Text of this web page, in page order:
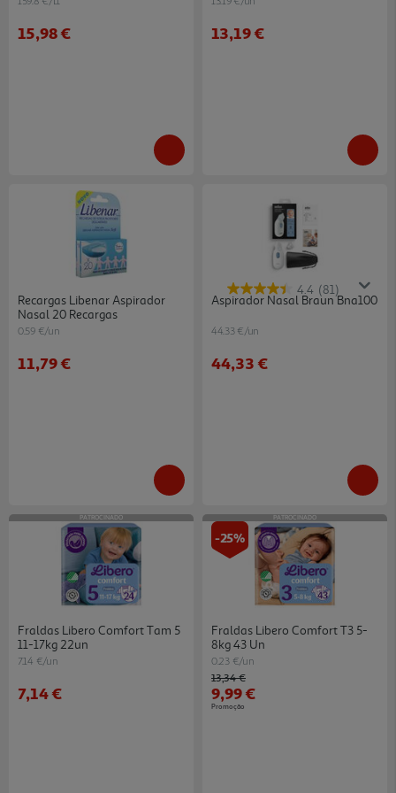
15,98 € 13,19 €
Recargas Libenar Aspirador
Nasal 20 Recargas
0.59 €/un
11,79 €
4.4 (81)
Aspirador Nasal Braun Bna100
44.33 €/un
44,33 €
PATROCINADO
Fraldas Libero Comfort Tam 5
11-17kg 22un
7.14 €/un
7,14 €
PATROCINADO
-25%
Fraldas Libero Comfort T3 5-
8kg 43 Un
0.23 €/un
Price reduced from
13,34 €to
9,99 €
Promoção